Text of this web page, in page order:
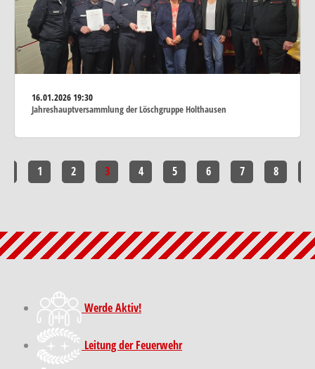
16.01.202619:30
Jahreshauptversammlung der Löschgruppe Holthausen
1 2 3 4 5 6 7 8
Werde Aktiv!
Leitung der Feuerwehr